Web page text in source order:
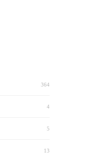
364
4
5
13